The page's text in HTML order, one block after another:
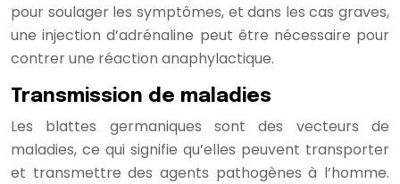
pour soulager les symptômes, et dans les cas graves,
une injection d’adrénaline peut être nécessaire pour
contrer une réaction anaphylactique.
Transmission de maladies
Les blattes germaniques sont des vecteurs de
maladies, ce qui signifie qu’elles peuvent transporter
et transmettre des agents pathogènes à l’homme.